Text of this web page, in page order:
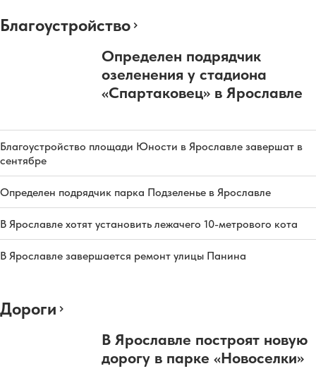
Благоустройство
Определен подрядчик
озеленения у стадиона
«Спартаковец» в Ярославле
Благоустройство площади Юности в Ярославле завершат в
сентябре
Определен подрядчик парка Подзеленье в Ярославле
В Ярославле хотят установить лежачего 10-метрового кота
В Ярославле завершается ремонт улицы Панина
Дороги
В Ярославле построят новую
дорогу в парке «Новоселки»